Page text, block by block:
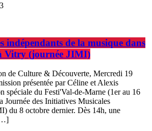
3
indépendants de la musique dans
Vitry (journée JIMI)
de Culture & Découverte, Mercredi 19
présentée par Céline et Alexis
spéciale du Festi'Val-de-Marne (1er au 16
Journée des Initiatives Musicales
du 8 octobre dernier. Dès 14h, une